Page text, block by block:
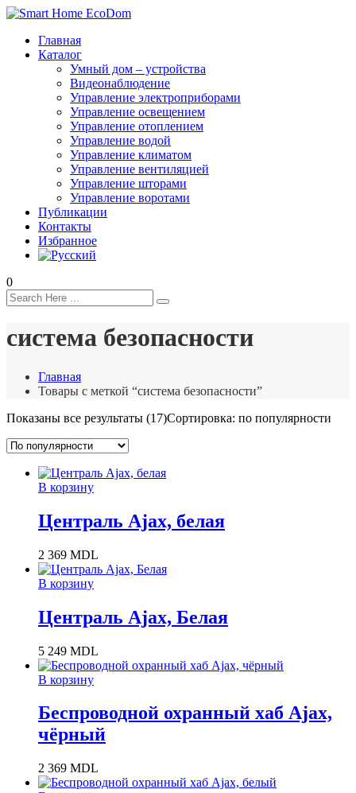
Главная
Каталог
Умный дом – устройства
Видеонаблюдение
Управление электроприборами
Управление освещением
Управление отоплением
Управление водой
Управление климатом
Управление вентиляцией
Управление шторами
Управление воротами
Публикации
Контакты
Избранное
0
система безопасности
Главная
Товары с меткой “система безопасности”
Показаны все результаты (17)Сортировка: по популярности
В корзину
Централь Ajax, белая
2 369 MDL
В корзину
Централь Ajax, Белая
5 249 MDL
В корзину
Беспроводной охранный хаб Ajax,
чёрный
2 369 MDL